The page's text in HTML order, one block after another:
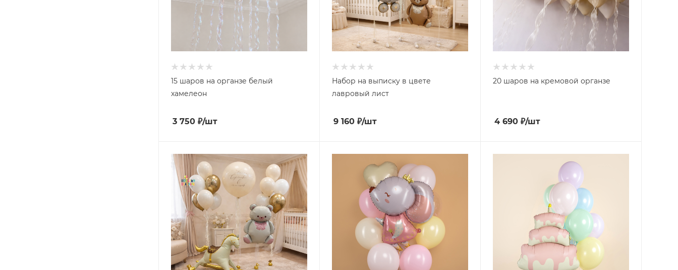
15 шаров на органзе белый
хамелеон
3 750 ₽/шт
Набор на выписку в цвете
лавровый лист
9 160₽/шт
20 шаров на кремовой органзе
4 690₽/шт